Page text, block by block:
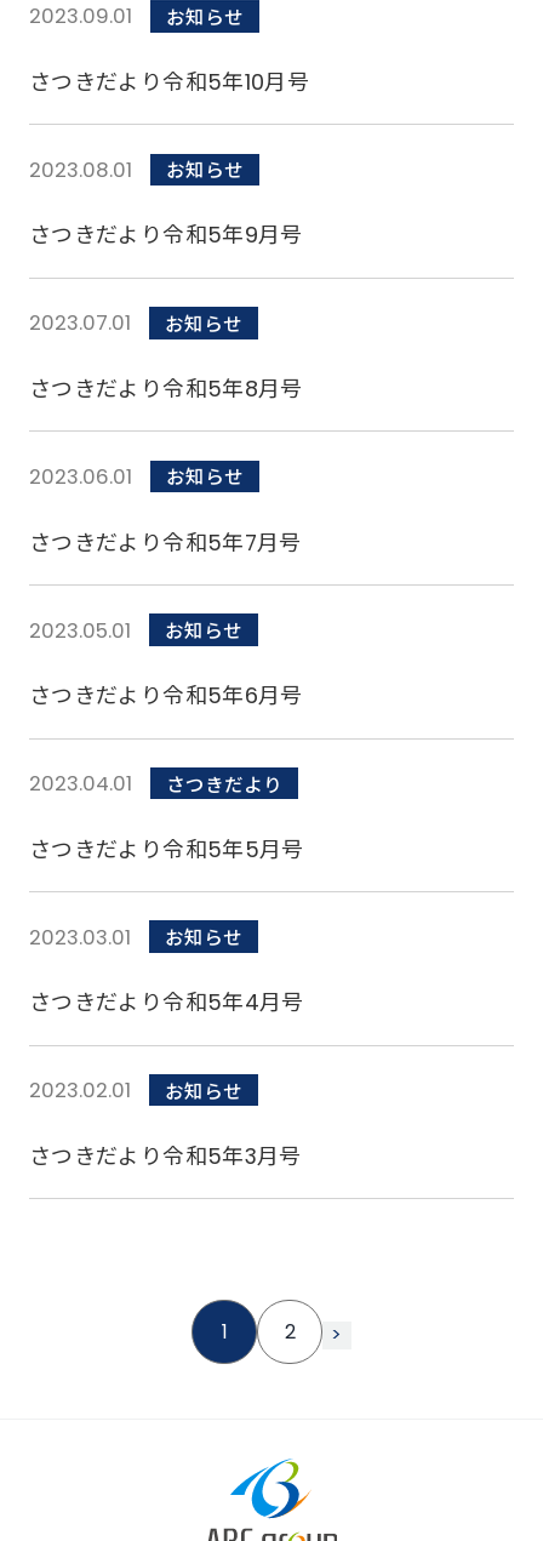
2023.09.01 お知らせ
さつきだより令和5年10月号
2023.08.01 お知らせ
さつきだより令和5年9月号
2023.07.01 お知らせ
さつきだより令和5年8月号
2023.06.01 お知らせ
さつきだより令和5年7月号
2023.05.01 お知らせ
さつきだより令和5年6月号
2023.04.01 さつきだより
さつきだより令和5年5月号
2023.03.01 お知らせ
さつきだより令和5年4月号
2023.02.01 お知らせ
さつきだより令和5年3月号
1 2 >